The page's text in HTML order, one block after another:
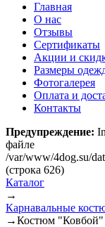
Главная
О нас
Отзывы
Сертификаты
Акции и
Размеры
Фотогалерея
Оплата и
Контакты
Предупреждение:
файле
/var/www/4dog.su/
(строка 626)
Каталог
→
Карнавальные
→Костюм "Ковбой"